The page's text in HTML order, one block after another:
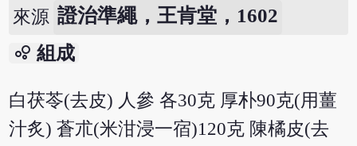
來源 證治準繩，王肯堂，1602
bubble_chart 組成
白茯苓(去皮) 人參 各30克 厚朴90克(用薑
汁炙) 蒼朮(米泔浸一宿)120克 陳橘皮(去